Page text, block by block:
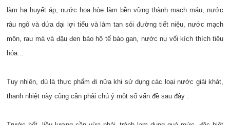
làm hạ huyết áp, nước hoa hòe làm bền vững thành mạch máu, nước
râu ngô và dứa dại lợi tiểu và làm tan sỏi đường tiết niệu, nước mạch
môn, rau má và đậu đen bảo hộ tế bào gan, nước nụ vối kích thích tiêu
hóa...
Tuy nhiên, dù là thực phẩm đi nữa khi sử dụng các loại nước giải khát,
thanh nhiệt này cũng cần phải chú ý một số vấn đề sau đây :